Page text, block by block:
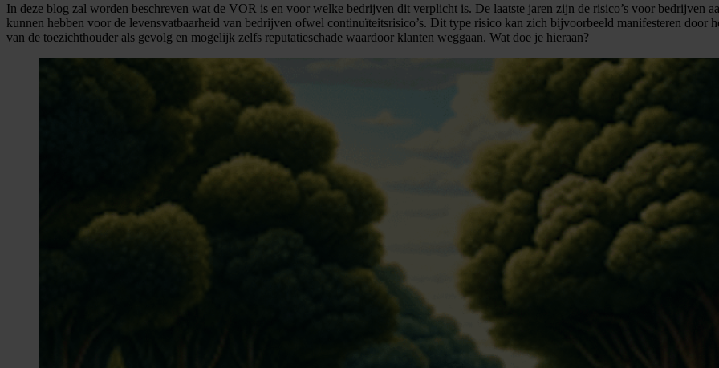
In deze blog zal worden beschreven wat de VOR is en voor welke bedrijven dit verplicht is. De laatste jaren zijn de risico’s voor bedrijven
kunnen hebben voor de levensvatbaarheid van bedrijven ofwel continuïteitsrisico’s. Dit type risico kan zich bijvoorbeeld manifesteren door
van de toezichthouder als gevolg en mogelijk zelfs reputatieschade waardoor klanten weggaan. Wat doe je hieraan?